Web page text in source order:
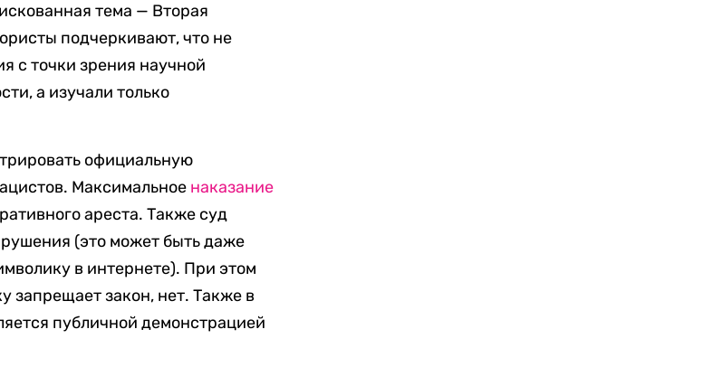
тема — Вторая
подчеркивают, что не
с точки зрения научной
а изучали только
официальную
Максимальное наказание
ареста. Также суд
(это может быть даже
в интернете). При этом
запрещает закон, нет. Также в
публичной демонстрацией